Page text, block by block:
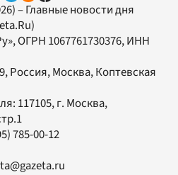
– Главные новости дня
, ОГРН 1067761730376, ИНН
Россия, Москва, Коптевская
117105, г. Москва,
785-00-12